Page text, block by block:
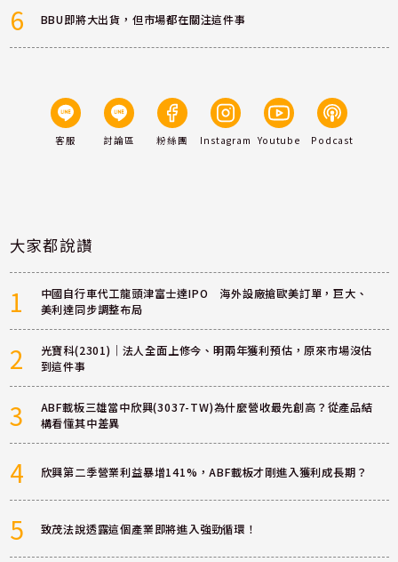
6 BBU即將大出貨，但市場都在關注這件事
客服 討論區 粉絲團 Instagram Youtube Podcast
大家都說讚
1
中國自行車代工龍頭津富士達IPO 海外設廠搶歐美訂單，巨大、
美利達同步調整布局
2
光寶科(2301)｜法人全面上修今、明兩年獲利預估，原來市場沒估
到這件事
3
ABF載板三雄當中欣興(3037-TW)為什麼營收最先創高？從產品結
構看懂其中差異
4 欣興第二季營業利益暴增141%，ABF載板才剛進入獲利成長期？
5 致茂法說透露這個產業即將進入強勁循環！